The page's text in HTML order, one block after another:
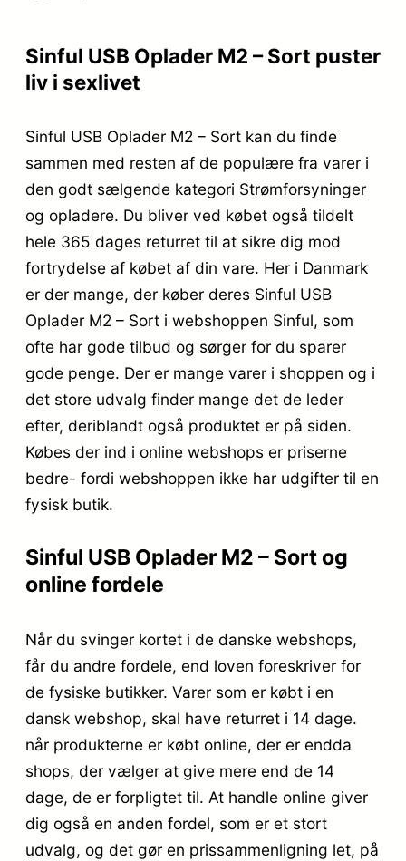
Sinful USB Oplader M2 – Sort puster
liv i sexlivet
Sinful USB Oplader M2 – Sort kan du finde
sammen med resten af de populære fra varer i
den godt sælgende kategori Strømforsyninger
og opladere. Du bliver ved købet også tildelt
hele 365 dages returret til at sikre dig mod
fortrydelse af købet af din vare. Her i Danmark
er der mange, der køber deres Sinful USB
Oplader M2 – Sort i webshoppen Sinful, som
ofte har gode tilbud og sørger for du sparer
gode penge. Der er mange varer i shoppen og i
det store udvalg finder mange det de leder
efter, deriblandt også produktet er på siden.
Købes der ind i online webshops er priserne
bedre- fordi webshoppen ikke har udgifter til en
fysisk butik.
Sinful USB Oplader M2 – Sort og
online fordele
Når du svinger kortet i de danske webshops,
får du andre fordele, end loven foreskriver for
de fysiske butikker. Varer som er købt i en
dansk webshop, skal have returret i 14 dage.
når produkterne er købt online, der er endda
shops, der vælger at give mere end de 14
dage, de er forpligtet til. At handle online giver
dig også en anden fordel, som er et stort
udvalg, og det gør en prissammenligning let, på